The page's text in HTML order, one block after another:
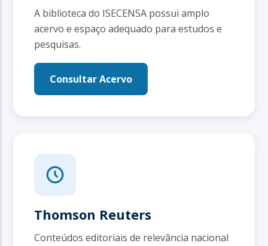
A biblioteca do ISECENSA possui amplo
acervo e espaço adequado para estudos e
pesquisas.
Consultar Acervo
Thomson Reuters
Conteúdos editoriais de relevância nacional